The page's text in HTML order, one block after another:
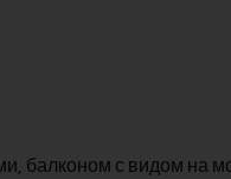
балконом с видом на